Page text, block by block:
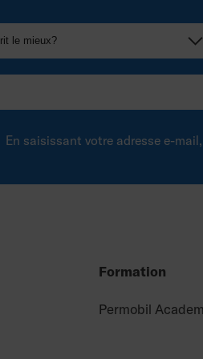
En saisissant votre adresse e-
Formation
Permobil